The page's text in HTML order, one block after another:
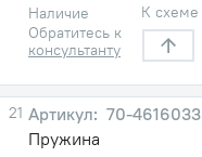
Наличие
Обратитесь к
консультанту
К схеме
21
70-4616033
Пружина